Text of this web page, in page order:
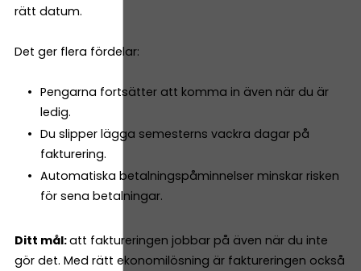
rätt datum.
Det ger flera fördelar:
Pengarna fortsätter att komma in även när du är
ledig.
Du slipper lägga semesterns vackra dagar på
fakturering.
Automatiska betalningspåminnelser minskar risken
för sena betalningar.
Ditt mål:att faktureringen jobbar på även när du inte
gör det. Med rätt ekonomilösning är faktureringen också